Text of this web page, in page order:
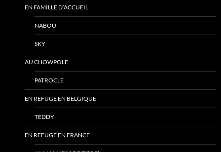
EN FAMILLE D’ACCUEIL
NABOU
SKY
AU CHOWPOLE
PATROCLE
EN REFUGE EN BELGIQUE
TEDDY
EN REFUGE EN FRANCE